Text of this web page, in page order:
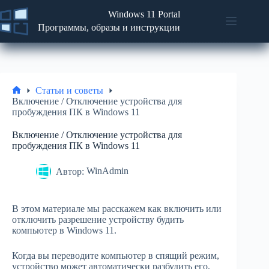
к
содержимому
No
Новости
и
советы
ISO
Windows 11 Portal
Программы, образы и инструкции
Главная
Статьи и советы
Включение / Отключение устройства для
пробуждения ПК в Windows 11
Включение / Отключение устройства для
пробуждения ПК в Windows 11
Автор: WinAdmin
В этом материале мы расскажем как включить или
отключить разрешение устройству будить
компьютер в Windows 11.
Когда вы переводите компьютер в спящий режим,
устройство может автоматически разбудить его,